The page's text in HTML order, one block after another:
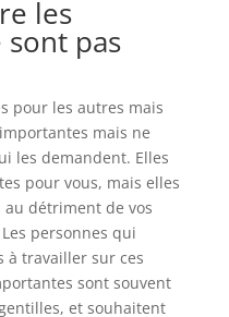
les
pas
pour les autres mais
mais ne
les demandent. Elles
pour vous, mais elles
détriment de vos
personnes qui
à travailler sur ces
sont souvent
et souhaitent